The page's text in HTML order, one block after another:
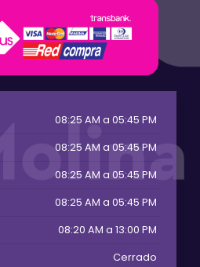
08:25 AM a 05:45 PM
08:25 AM a 05:45 PM
08:25 AM a 05:45 PM
08:25 AM a 05:45 PM
08:20 AM a 13:00 PM
Cerrado